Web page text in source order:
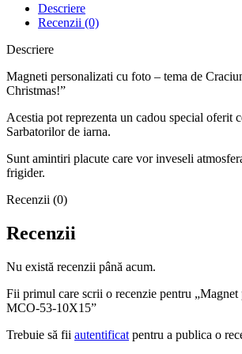
Descriere
Recenzii (0)
Descriere
Magneti personalizati cu foto – tema de
Christmas!”
Acestia pot reprezenta un cadou special oferit
Sarbatorilor de iarna.
Sunt amintiri placute care vor inveseli
frigider.
Recenzii (0)
Recenzii
Nu există recenzii până acum.
Fii primul care scrii o recenzie pentru „Magnet
MCO-53-10X15”
Trebuie să fii autentificat pentru a publica o